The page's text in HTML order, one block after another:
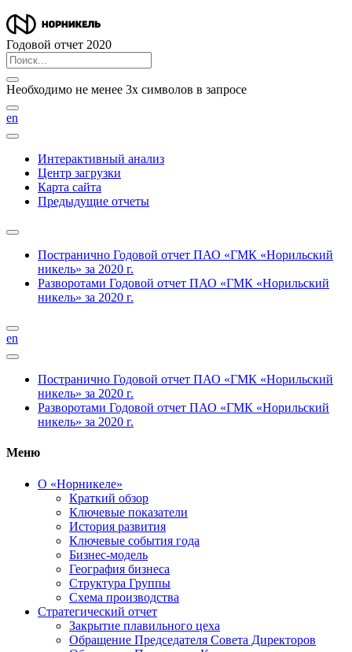
Годовой отчет 2020
Необходимо не менее 3х символов в запросе
en
Интерактивный анализ
Центр загрузки
Карта сайта
Предыдущие отчеты
Постранично Годовой отчет ПАО «ГМК «Норильский
никель» за 2020 г.
Разворотами Годовой отчет ПАО «ГМК «Норильский
никель» за 2020 г.
en
Постранично Годовой отчет ПАО «ГМК «Норильский
никель» за 2020 г.
Разворотами Годовой отчет ПАО «ГМК «Норильский
никель» за 2020 г.
Меню
О «Норникеле»
Краткий обзор
Ключевые показатели
История развития
Ключевые события года
Бизнес-модель
География бизнеса
Структура Группы
Схема производства
Стратегический отчет
Закрытие плавильного цеха
Обращение Председателя Совета Директоров